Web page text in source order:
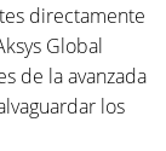
directamente
Global
de la avanzada
los